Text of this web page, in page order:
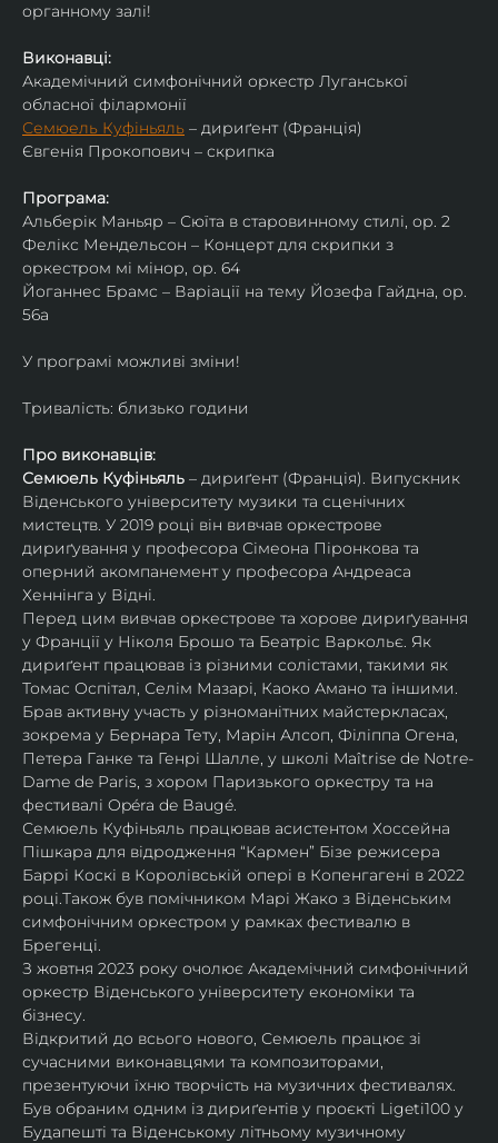
органному залі!
Виконавці:
Академічний симфонічний оркестр Луганської
обласної філармонії
Семюель Куфіньяль – дириґент (Франція)
Євгенія Прокопович – скрипка
Програма:
Альберік Маньяр – Сюїта в старовинному стилі, ор. 2
Фелікс Мендельсон – Концерт для скрипки з
оркестром мі мінор, ор. 64
Йоганнес Брамс – Варіації на тему Йозефа Гайдна, ор.
56a
У програмі можливі зміни!
Тривалість: близько години
Про виконавців:
Семюель Куфіньяль – дириґент (Франція). Випускник
Віденського університету музики та сценічних
мистецтв. У 2019 році він вивчав оркестрове
дириґування у професора Сімеона Піронкова та
оперний акомпанемент у професора Андреаса
Хеннінга у Відні.
Перед цим вивчав оркестрове та хорове дириґування
у Франції у Ніколя Брошо та Беатріс Варкольє. Як
дириґент працював із різними солістами, такими як
Томас Оспітал, Селім Мазарі, Каоко Амано та іншими.
Брав активну участь у різноманітних майстеркласах,
зокрема у Бернара Тету, Марін Алсоп, Філіппа Огена,
Петера Ганке та Генрі Шалле, у школі Maîtrise de Notre-
Dame de Paris, з хором Паризького оркестру та на
фестивалі Opéra de Baugé.
Семюель Куфіньяль працював асистентом Хоссейна
Пішкара для відродження “Кармен” Бізе режисера
Баррі Коскі в Королівській опері в Копенгагені в 2022
році.Також був помічником Марі Жако з Віденським
симфонічним оркестром у рамках фестивалю в
Брегенці.
З жовтня 2023 року очолює Академічний симфонічний
оркестр Віденського університету економіки та
бізнесу.
Відкритий до всього нового, Семюель працює зі
сучасними виконавцями та композиторами,
презентуючи їхню творчість на музичних фестивалях.
Був обраним одним із дириґентів у проєкті Ligeti100 у
Будапешті та Віденському літньому музичному